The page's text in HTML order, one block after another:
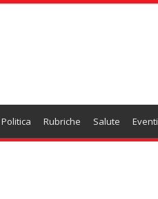
Politica Rubriche Salute Eventi